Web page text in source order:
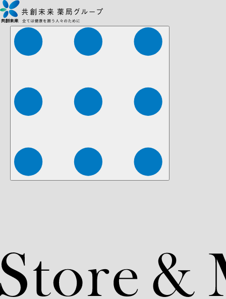
株式会社ファーマみらい 株式会社ストレチア